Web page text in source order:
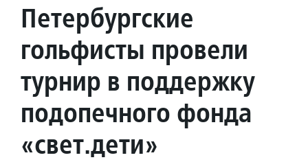
Петербургские
гольфисты провели
турнир в поддержку
подопечного фонда
«свет.дети»